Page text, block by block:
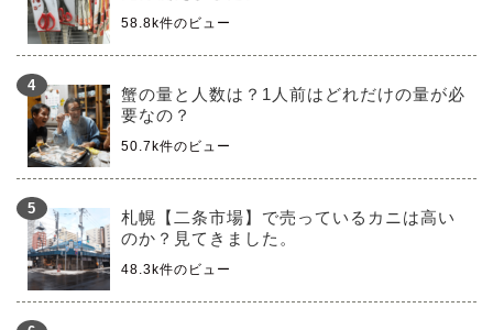
58.8k件のビュー
蟹の量と人数は？1人前はどれだけの量が必
要なの？
50.7k件のビュー
札幌【二条市場】で売っているカニは高い
のか？見てきました。
48.3k件のビュー